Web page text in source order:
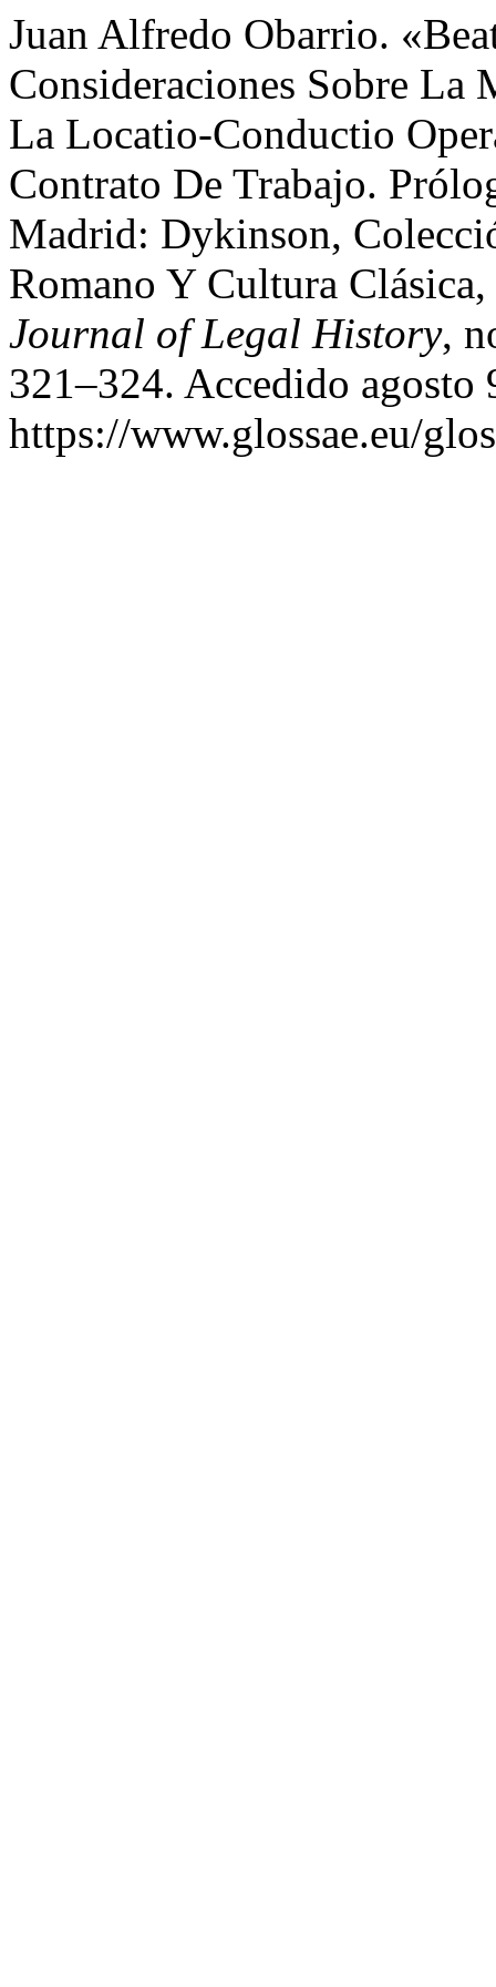
Juan Alfredo Obarrio.
Consideraciones Sobre La
La Locatio-Conductio
Contrato De Trabajo.
Madrid: Dykinson,
Romano Y Cultura
Journal of Legal History,
321–324. Accedido agosto
https://www.glossae.eu/